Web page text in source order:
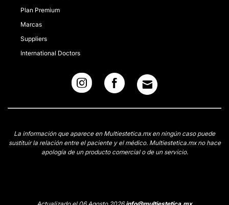
Plan Premium
Marcas
Suppliers
International Doctors
La información que aparece en Multiestetica.mx en ningún caso puede
sustituir la relación entre el paciente y el médico. Multiestetica.mx no hace
apología de un producto comercial o de un servicio.